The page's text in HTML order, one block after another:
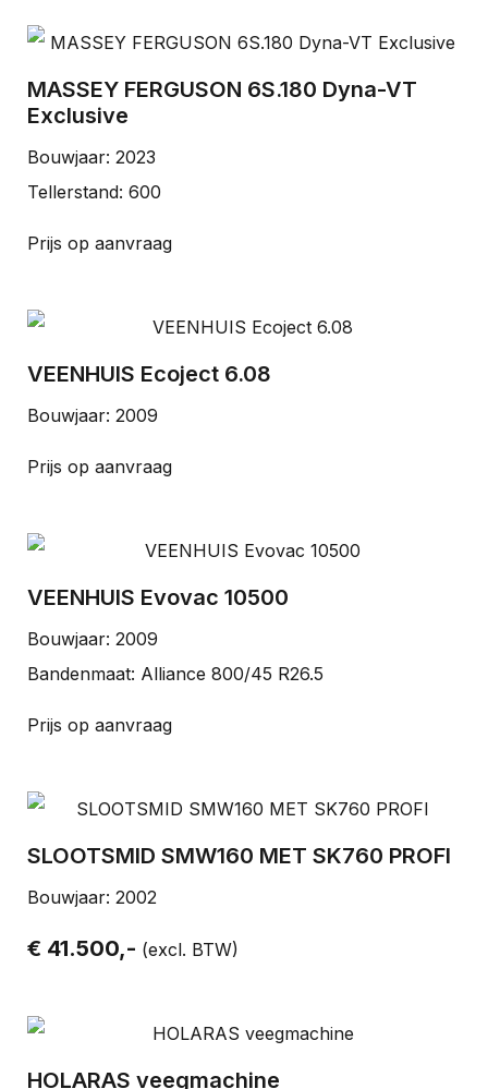
MASSEY FERGUSON 6S.180 Dyna-VT
Exclusive
Bouwjaar: 2023
Tellerstand: 600
Prijs op aanvraag
VEENHUIS Ecoject 6.08
Bouwjaar: 2009
Prijs op aanvraag
VEENHUIS Evovac 10500
Bouwjaar: 2009
Bandenmaat: Alliance 800/45 R26.5
Prijs op aanvraag
SLOOTSMID SMW160 MET SK760 PROFI
Bouwjaar: 2002
€ 41.500,- (excl. BTW)
HOLARAS veegmachine